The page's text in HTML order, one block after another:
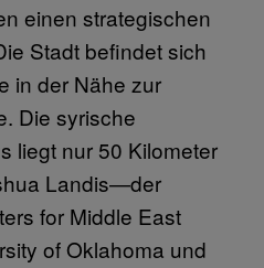
einen strategischen
Stadt befindet sich
in der Nähe zur
Die syrische
liegt nur 50 Kilometer
Landis—der
for Middle East
of Oklahoma und